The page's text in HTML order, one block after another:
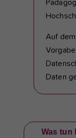
Auf
Daten
Was tun